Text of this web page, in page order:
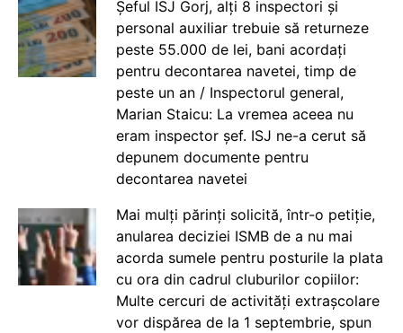
Șeful ISJ Gorj, alți 8 inspectori și
personal auxiliar trebuie să returneze
peste 55.000 de lei, bani acordați
pentru decontarea navetei, timp de
peste un an / Inspectorul general,
Marian Staicu: La vremea aceea nu
eram inspector șef. ISJ ne-a cerut să
depunem documente pentru
decontarea navetei
Mai mulți părinți solicită, într-o petiție,
anularea deciziei ISMB de a nu mai
acorda sumele pentru posturile la plata
cu ora din cadrul cluburilor copiilor:
Multe cercuri de activități extrașcolare
vor dispărea de la 1 septembrie, spun